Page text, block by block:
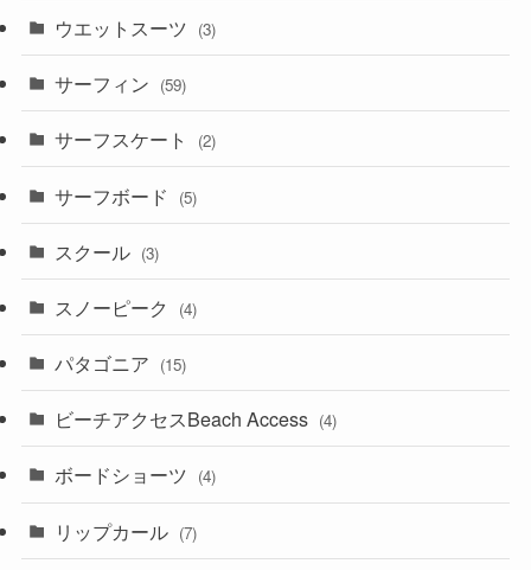
ウエットスーツ (3)
サーフィン (59)
サーフスケート (2)
サーフボード (5)
スクール (3)
スノーピーク (4)
パタゴニア (15)
ビーチアクセスBeach Access (4)
ボードショーツ (4)
リップカール (7)